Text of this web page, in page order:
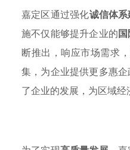
嘉定区通过强化诚信体
施不仅能够提升企业的
断推出，响应市场需求
集，为企业提供更多惠
了企业的发展，为区域经